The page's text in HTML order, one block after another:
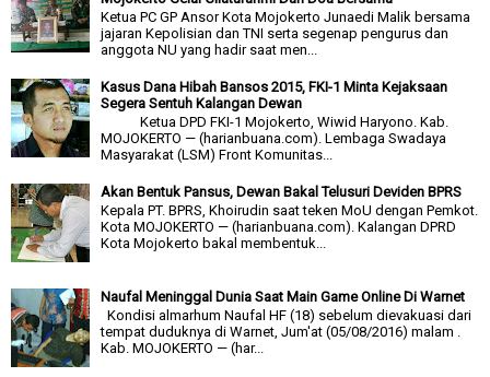
Ketua PC GP Ansor Kota Mojokerto Junaedi Malik bersama
jajaran Kepolisian dan TNI serta segenap pengurus dan
anggota NU yang hadir saat men...
Kasus Dana Hibah Bansos 2015, FKI-1 Minta Kejaksaan
Segera Sentuh Kalangan Dewan
Ketua DPD FKI-1 Mojokerto, Wiwid Haryono. Kab.
MOJOKERTO — (harianbuana.com). Lembaga Swadaya
Masyarakat (LSM) Front Komunitas...
Akan Bentuk Pansus, Dewan Bakal Telusuri Deviden BPRS
Kepala PT. BPRS, Khoirudin saat teken MoU dengan Pemkot.
Kota MOJOKERTO — (harianbuana.com). Kalangan DPRD
Kota Mojokerto bakal membentuk...
Naufal Meninggal Dunia Saat Main Game Online Di Warnet
Kondisi almarhum Naufal HF (18) sebelum dievakuasi dari
tempat duduknya di Warnet, Jum'at (05/08/2016) malam .
Kab. MOJOKERTO — (har...